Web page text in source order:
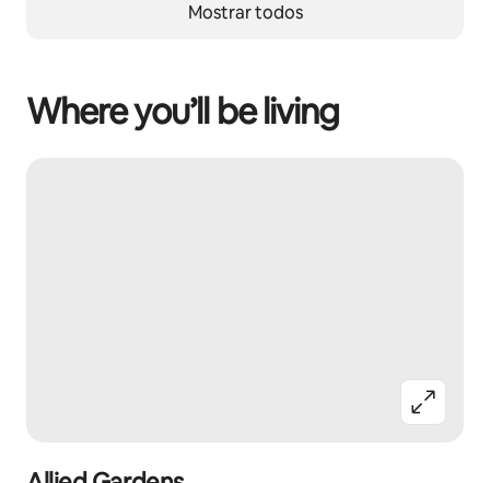
Mostrar todos
Where you’ll be living